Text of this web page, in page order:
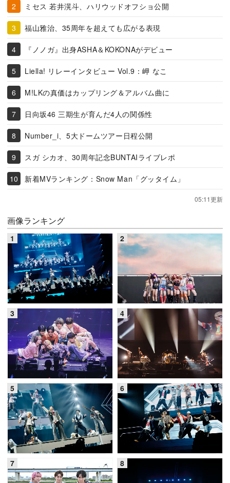
ミセス 若井滉斗、ハリウッドオフショ公開
福山雅治、35周年を超えても広がる表現
『ノノガ』出身ASHA＆KOKONAがデビュー
Liella! リレーインタビュー Vol.9：岬 なこ
M!LKの真価はカップリング＆アルバム曲に
日向坂46 三期生が育んだ4人の関係性
Number_i、5大ドームツアー日程公開
スガ シカオ、30周年記念BUNTAIライブレポ
新着MVランキング：Snow Man「グッタイム」
05:11更新
画像ランキング